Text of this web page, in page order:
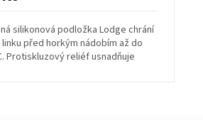
silikonová podložka Lodge chrání
před horkým nádobím až do
Protiskluzový reliéf usnadňuje